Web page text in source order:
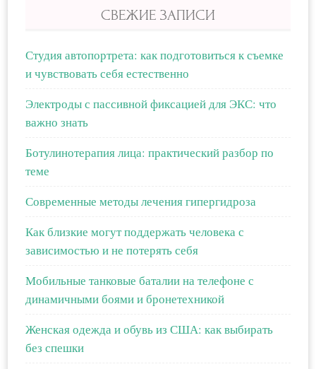
СВЕЖИЕ ЗАПИСИ
Студия автопортрета: как подготовиться к съемке
и чувствовать себя естественно
Электроды с пассивной фиксацией для ЭКС: что
важно знать
Ботулинотерапия лица: практический разбор по
теме
Современные методы лечения гипергидроза
Как близкие могут поддержать человека с
зависимостью и не потерять себя
Мобильные танковые баталии на телефоне с
динамичными боями и бронетехникой
Женская одежда и обувь из США: как выбирать
без спешки